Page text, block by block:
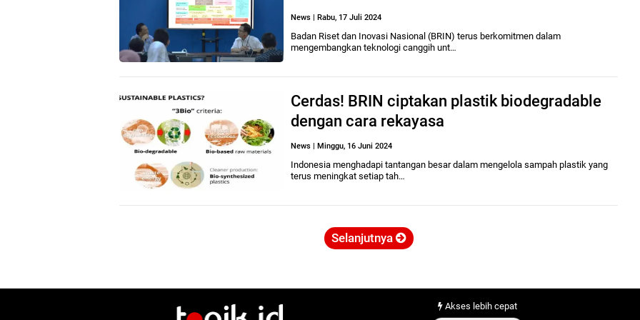
News | Rabu, 17 Juli 2024
Badan Riset dan Inovasi Nasional (BRIN) terus berkomitmen dalam
mengembangkan teknologi canggih unt…
Cerdas! BRIN ciptakan plastik biodegradable
dengan cara rekayasa
News | Minggu, 16 Juni 2024
Indonesia menghadapi tantangan besar dalam mengelola sampah plastik yang
terus meningkat setiap tah…
Selanjutnya
Akses lebih cepat